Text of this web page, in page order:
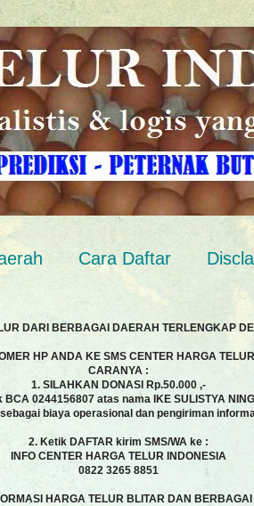
Cara Daftar
DARI BERBAGAI DAERAH TERLENGKAP
HP ANDA KE SMS CENTER HARGA
CARANYA :
1. SILAHKAN DONASI Rp.50.000 ,-
BCA 0244156807 atas nama IKE SULISTYA
biaya operasional dan pengiriman
2. Ketik DAFTAR kirim SMS/WA ke :
INFO CENTER HARGA TELUR INDONESIA
0822 3265 8851
HARGA TELUR BLITAR DAN